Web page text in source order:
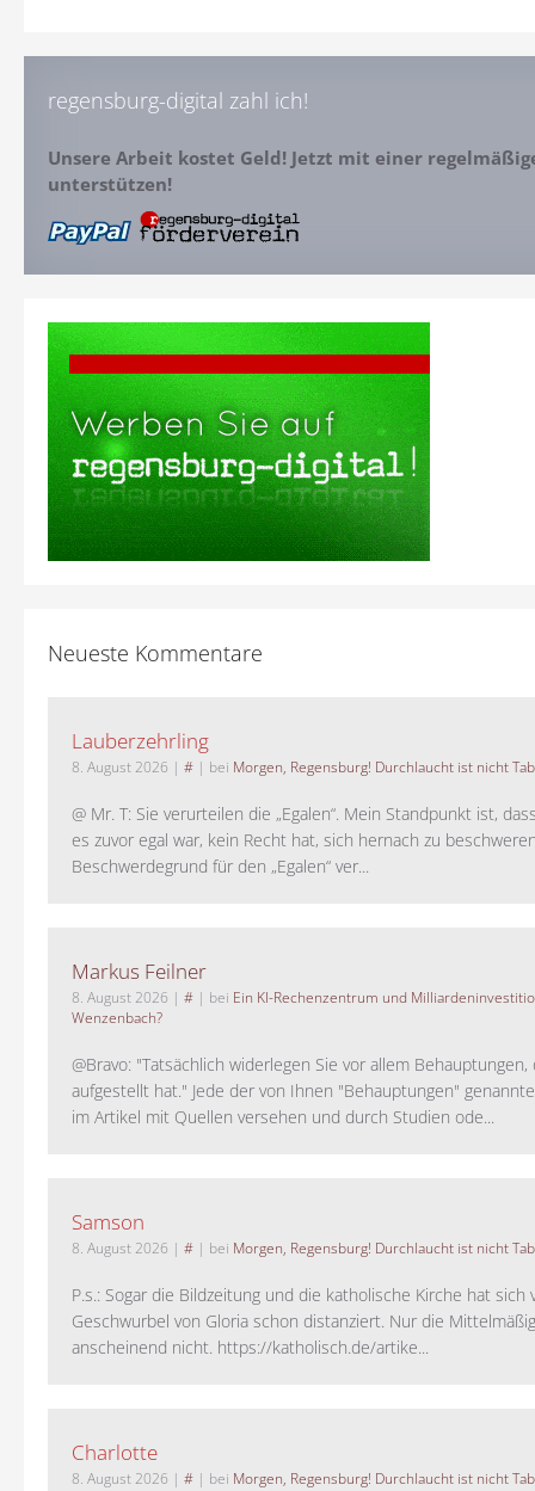
regensburg-digital zahl ich!
Unsere Arbeit kostet Geld! Jetzt mit einer
unterstützen!
Neueste Kommentare
Lauberzehrling
8. August 2026 | # | bei Morgen, Regensburg! Durchlaucht ist nicht
@ Mr. T: Sie verurteilen die „Egalen“. Mein Standpunkt ist,
es zuvor egal war, kein Recht hat, sich hernach zu
Beschwerdegrund für den „Egalen“ ver...
Markus Feilner
8. August 2026 | # | bei Ein KI-Rechenzentrum und
Wenzenbach?
@Bravo: "Tatsächlich widerlegen Sie vor allem
aufgestellt hat." Jede der von Ihnen "Behauptungen"
im Artikel mit Quellen versehen und durch Studien ode...
Samson
8. August 2026 | # | bei Morgen, Regensburg! Durchlaucht ist nicht
P.s.: Sogar die Bildzeitung und die katholische Kirche hat sich
Geschwurbel von Gloria schon distanziert. Nur die
anscheinend nicht. https://katholisch.de/artike...
Charlotte
8. August 2026 | # | bei Morgen, Regensburg! Durchlaucht ist nicht